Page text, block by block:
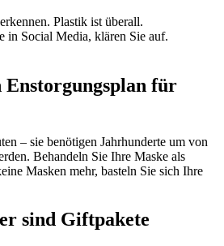
Plastik ist überall.
in Social Media, klären Sie auf.
für
– sie benötigen Jahrhunderte um von
Behandeln Sie Ihre Maske als
Masken mehr, basteln Sie sich Ihre
sind Giftpakete